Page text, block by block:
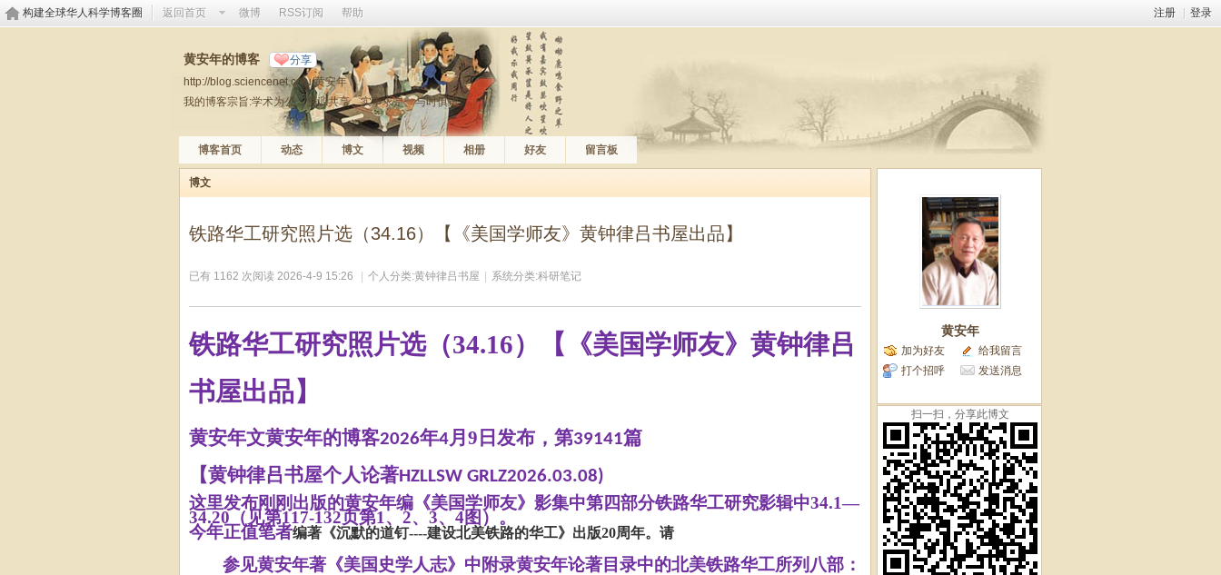
注册 登录
构建全球华人科学博客圈 返回首页 微博 RSS订阅 帮助
黄安年的博客 分享
http://blog.sciencenet.cn/u/黄安年
我的博客宗旨:学术为公、资源共享、实事求是、与时俱进。
博客首页 动态 博文 视频 相册 好友 留言板
博文
铁路华工研究照片选（34.16）【《美国学师友》黄钟律吕书屋出品】
已有 1162 次阅读 2026-4-9 15:26 个人分类:黄钟律吕书屋 系统分类:科研笔记
铁路华工研究照片选（34.16）【《美国学师友》黄钟律吕
书屋出品】
黄安年文黄安年的博客2026年4月 9 日发布，第39141篇
【黄钟律吕书屋个人论著HZLLSW GRLZ2026.03.08)
这里发布刚刚出版的黄安年编《美国学师友》影集中第四部分铁路华工研究影辑中34.1—
34.20（见第117-132页第1、2、3、4图）。
今年正值笔者编著《沉默的道钉----建设北美铁路的华工》出版20周年。请
参见黄安年著《美国史学人志》中附录黄安年论著目录中的北美铁路华工所列八部：
黄安年
加为好友
给我留言
打个招呼
发送消息
扫一扫，分享此博文